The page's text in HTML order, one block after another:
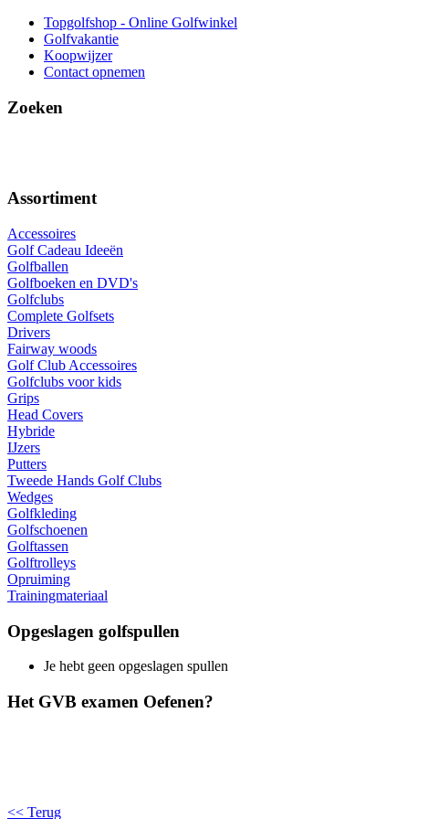
Topgolfshop - Online Golfwinkel
Golfvakantie
Koopwijzer
Contact opnemen
Zoeken
Assortiment
Accessoires
Golf Cadeau Ideeën
Golfballen
Golfboeken en DVD's
Golfclubs
Complete Golfsets
Drivers
Fairway woods
Golf Club Accessoires
Golfclubs voor kids
Grips
Head Covers
Hybride
IJzers
Putters
Tweede Hands Golf Clubs
Wedges
Golfkleding
Golfschoenen
Golftassen
Golftrolleys
Opruiming
Trainingmateriaal
Opgeslagen golfspullen
Je hebt geen opgeslagen spullen
Het GVB examen Oefenen?
<< Terug